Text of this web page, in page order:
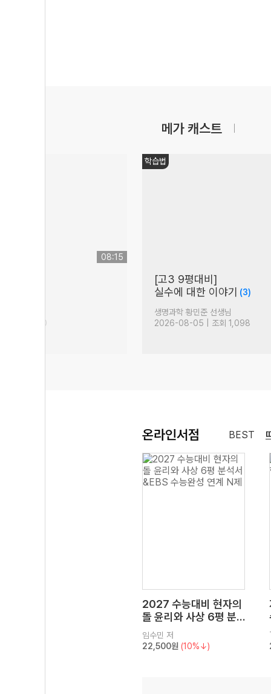
메가 캐스트
08:15
회 14,830
학습법
[고3 9평대비]
실수에 대한 이야기
(3)
생명과학 황민준 선생님
2026-08-05 | 조회 1,098
온라인서점 BEST
2027 수능대비 현자의
돌 윤리와 사상 6평 분
석서&EBS 수능완성 연
계 N제
임수민 저
22,500원 (10%↓)